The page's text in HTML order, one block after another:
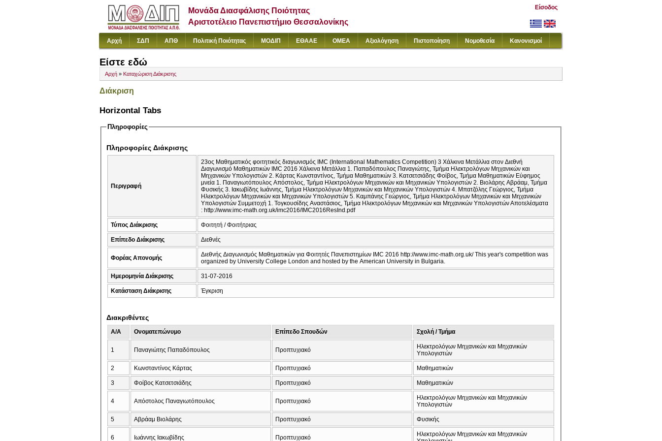
Μονάδα Διασφάλισης Ποιότητας
Αριστοτέλειο Πανεπιστήμιο Θεσσαλονίκης
Είσοδος
Αρχή ΣΔΠ ΑΠΘ Πολιτική Ποιότητας ΜΟΔΙΠ ΕΘΑΑΕ ΟΜΕΑ Αξιολόγηση Πιστοποίηση Νομοθεσία Κανονισμοί
Είστε εδώ
Αρχή » Καταχώριση Διάκρισης
Διάκριση
Horizontal Tabs
Πληροφορίες
Πληροφορίες Διάκρισης
Περιγραφή
23ος Μαθηματικός φοιτητικός διαγωνισμός IMC (International Mathematics Competition) 3 Χάλκινα Μετάλλια στον Διεθνή
Διαγωνισμό Μαθηματικών IMC 2016 Χάλκινα Μετάλλια 1. Παπαδόπουλος Παναγιώτης, Τμήμα Ηλεκτρολόγων Μηχανικών και
Μηχανικών Υπολογιστών 2. Κάρτας Κωνσταντίνος, Τμήμα Μαθηματικών 3. Κατσετσιάδης Φοίβος, Τμήμα Μαθηματικών Εύφημος
μνεία 1. Παναγιωτόπουλος Απόστολος, Τμήμα Ηλεκτρολόγων Μηχανικών και Μηχανικών Υπολογιστών 2. Βιολάρης Αβράαμ, Τμήμα
Φυσικής 3. Ιακωβίδης Ιωάννης, Τμήμα Ηλεκτρολόγων Μηχανικών και Μηχανικών Υπολογιστών 4. Μπατζόλης Γεώργιος, Τμήμα
Ηλεκτρολόγων Μηχανικών και Μηχανικών Υπολογιστών 5. Καμπάνης Γεώργιος, Τμήμα Ηλεκτρολόγων Μηχανικών και Μηχανικών
Υπολογιστών Συμμετοχή 1. Τογκουσίδης Αναστάσιος, Τμήμα Ηλεκτρολόγων Μηχανικών και Μηχανικών Υπολογιστών Αποτελέσματα
: http://www.imc-math.org.uk/imc2016/IMC2016ResInd.pdf
Τύπος Διάκρισης Φοιτητή / Φοιτήτριας
Επίπεδο Διάκρισης Διεθνές
Φορέας Απονομής
Διεθνής Διαγωνισμός Μαθηματικών για Φοιτητές Πανεπιστημίων IMC 2016 http://www.imc-math.org.uk/ This year's competition was
organized by University College London and hosted by the American University in Bulgaria.
Ημερομηνία Διάκρισης 31-07-2016
Κατάσταση Διάκρισης Έγκριση
Διακριθέντες
A/A Ονοματεπώνυμο Επίπεδο Σπουδών Σχολή / Τμήμα
1 Παναγιώτης Παπαδόπουλος Προπτυχιακό
Ηλεκτρολόγων Μηχανικών και Μηχανικών
Υπολογιστών
2 Κωνσταντίνος Κάρτας Προπτυχιακό Μαθηματικών
3 Φοίβος Κατσετσιάδης Προπτυχιακό Μαθηματικών
4 Απόστολος Παναγιωτόπουλος Προπτυχιακό
Ηλεκτρολόγων Μηχανικών και Μηχανικών
Υπολογιστών
5 Αβράαμ Βιολάρης Προπτυχιακό Φυσικής
6 Ιωάννης Ιακωβίδης Προπτυχιακό
Ηλεκτρολόγων Μηχανικών και Μηχανικών